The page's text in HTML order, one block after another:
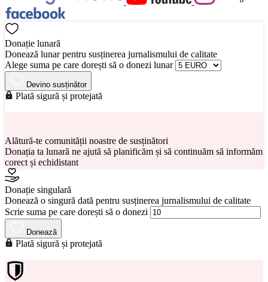
Donație lunară
Donează lunar pentru susținerea jurnalismului de calitate
Alege suma pe care dorești să o donezi lunar
Devino susținător
Plată sigură și protejată
Alătură-te comunității noastre de susținători
Donația ta lunară ne ajută să planificăm și să continuăm să informăm
corect și echidistant
Donație singulară
Donează o singură dată pentru susținerea jurnalismului de calitate
Scrie suma pe care dorești să o donezi
Donează
Plată sigură și protejată